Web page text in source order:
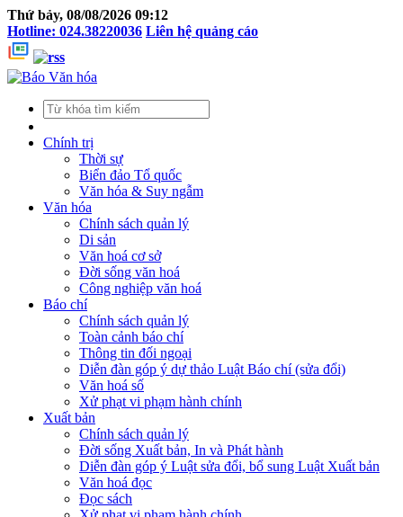
Thứ bảy, 08/08/2026 09:12
Hotline: 024.38220036 Liên hệ quảng cáo
Chính trị
Thời sự
Biển đảo Tổ quốc
Văn hóa & Suy ngẫm
Văn hóa
Chính sách quản lý
Di sản
Văn hoá cơ sở
Đời sống văn hoá
Công nghiệp văn hoá
Báo chí
Chính sách quản lý
Toàn cảnh báo chí
Thông tin đối ngoại
Diễn đàn góp ý dự thảo Luật Báo chí (sửa đổi)
Văn hoá số
Xử phạt vi phạm hành chính
Xuất bản
Chính sách quản lý
Đời sống Xuất bản, In và Phát hành
Diễn đàn góp ý Luật sửa đổi, bổ sung Luật Xuất bản
Văn hoá đọc
Đọc sách